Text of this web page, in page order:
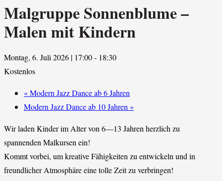
Malgruppe Sonnenblume –
Malen mit Kindern
Montag, 6. Juli 2026 | 17:00- 18:30
Kostenlos
«Modern Jazz Dance ab 6 Jahren
Modern Jazz Dance ab 10 Jahren »
Wir laden Kinder im Alter von 6—13 Jahren herzlich zu
spannenden Malkursen ein!
Kommt vorbei, um kreative Fähigkeiten zu entwickeln und in
freundlicher Atmosphäre eine tolle Zeit zu verbringen!